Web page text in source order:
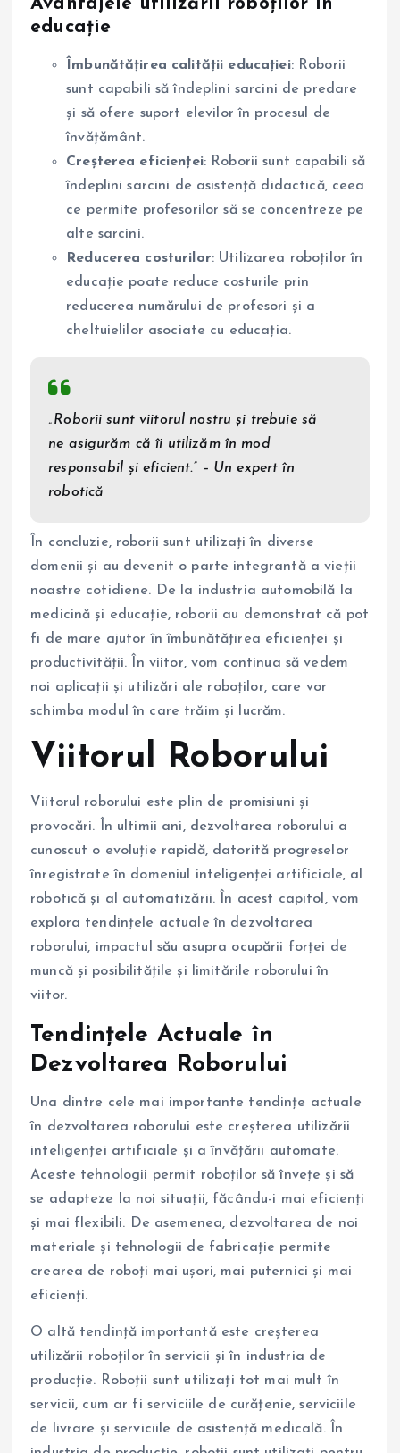
Avantajele utilizării roboților în
educație
Îmbunătățirea calității educației: Roborii
sunt capabili să îndeplini sarcini de predare
și să ofere suport elevilor în procesul de
învățământ.
Creșterea eficienței: Roborii sunt capabili să
îndeplini sarcini de asistență didactică, ceea
ce permite profesorilor să se concentreze pe
alte sarcini.
Reducerea costurilor: Utilizarea roboților în
educație poate reduce costurile prin
reducerea numărului de profesori și a
cheltuielilor asociate cu educația.
„Roborii sunt viitorul nostru și trebuie să
ne asigurăm că îi utilizăm în mod
responsabil și eficient.” – Un expert în
robotică
În concluzie, roborii sunt utilizați în diverse
domenii și au devenit o parte integrantă a vieții
noastre cotidiene. De la industria automobilă la
medicină și educație, roborii au demonstrat că pot
fi de mare ajutor în îmbunătățirea eficienței și
productivității. În viitor, vom continua să vedem
noi aplicații și utilizări ale roboților, care vor
schimba modul în care trăim și lucrăm.
Viitorul Roborului
Viitorul roborului este plin de promisiuni și
provocări. În ultimii ani, dezvoltarea roborului a
cunoscut o evoluție rapidă, datorită progreselor
înregistrate în domeniul inteligenței artificiale, al
robotică și al automatizării. În acest capitol, vom
explora tendințele actuale în dezvoltarea
roborului, impactul său asupra ocupării forței de
muncă și posibilitățile și limitările roborului în
viitor.
Tendințele Actuale în
Dezvoltarea Roborului
Una dintre cele mai importante tendințe actuale
în dezvoltarea roborului este creșterea utilizării
inteligenței artificiale și a învățării automate.
Aceste tehnologii permit roboților să învețe și să
se adapteze la noi situații, făcându-i mai eficienți
și mai flexibili. De asemenea, dezvoltarea de noi
materiale și tehnologii de fabricație permite
crearea de roboți mai ușori, mai puternici și mai
eficienți.
O altă tendință importantă este creșterea
utilizării roboților în servicii și în industria de
producție. Roboții sunt utilizați tot mai mult în
servicii, cum ar fi serviciile de curățenie, serviciile
de livrare și serviciile de asistență medicală. În